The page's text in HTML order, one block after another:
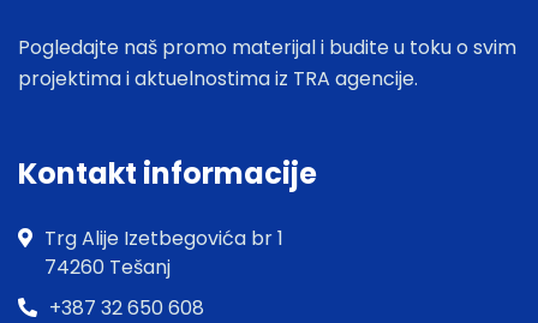
Pogledajte naš promo materijal i budite u toku o svim
projektima i aktuelnostima iz TRA agencije.
Kontakt informacije
Trg Alije Izetbegovića br 1
74260 Tešanj
+387 32 650 608